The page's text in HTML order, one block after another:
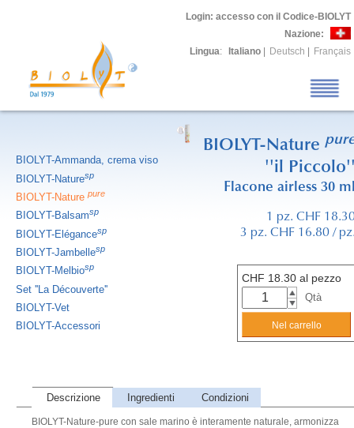
Login: accesso con il Codice-BIOLYT
Nazione:
Lingua: Italiano Deutsch Français
BIOLYT-Ammanda, crema viso
BIOLYT-Naturesp
BIOLYT-Naturepure
BIOLYT-Balsamsp
BIOLYT-Elégancesp
BIOLYT-Jambellesp
BIOLYT-Melbiosp
Set ''La Découverte''
BIOLYT-Vet
BIOLYT-Accessori
BIOLYT-Nature
''il
Flacone airless 30
1 pz. CHF
3 pz. CHF 16.80 /
CHF 18.30 al pezzo
Qtà
Descrizione Ingredienti Condizioni
BIOLYT-Nature-pure con sale marino è interamente naturale, armonizza